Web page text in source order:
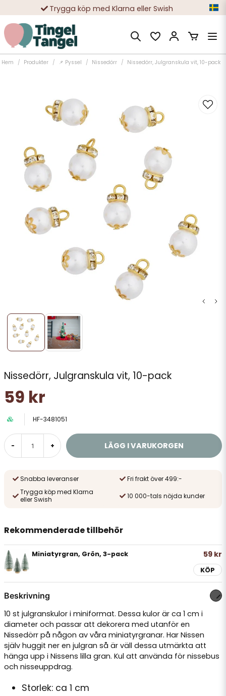
Trygga köp med Klarna eller Swish
10 000-tals nöjda kunder
Hem Produkter 📌 Pyssel Nissedörr Nissedörr, Julgranskula vit, 10-pack
Nissedörr, Julgranskula vit, 10-pack
59 kr
HF-3481051
- + LÄGG I VARUKORGEN
Snabba leveranser
Fri frakt över 499:-
Trygga köp med Klarna
eller Swish
10 000-tals nöjda kunder
Rekommenderade tillbehör
Miniatyrgran, Grön, 3-pack 59 kr
KÖP
Beskrivning
10 st julgranskulor i miniformat. Dessa kulor är ca 1 cm i
diameter och passar att dekorera med utanför en
Nissedörr på någon av våra miniatyrgranar. Har Nissen
själv huggit ner en julgran så är väll dessa utmärkta att
hänga upp i Nissens lilla gran. Kul att använda för nissebus
och nisseuppdrag.
Storlek: ca 1 cm